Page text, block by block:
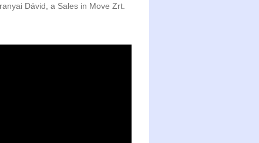
Dávid, a Sales in Move Zrt.